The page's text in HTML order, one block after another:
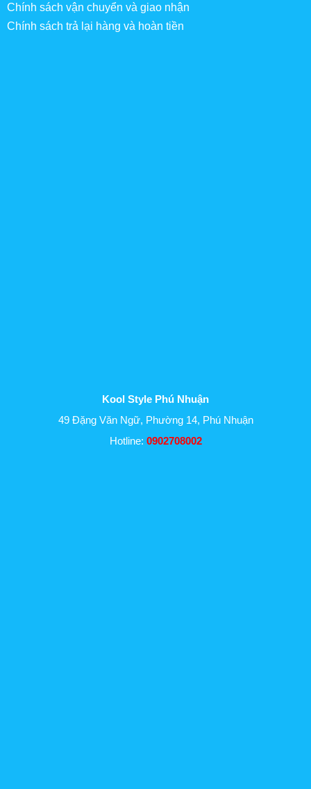
Chính sách vận chuyển và giao nhận
Chính sách trả lại hàng và hoàn tiền
Kool Style Phú Nhuận
49 Đặng Văn Ngữ, Phường 14, Phú Nhuận
Hotline: 0902708002